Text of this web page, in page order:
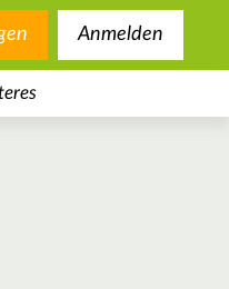
Anmelden